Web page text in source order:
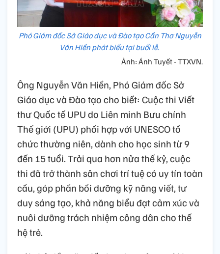
Phó Giám đốc Sở Giáo dục và Đào tạo Cần Thơ Nguyễn
Văn Hiền phát biểu tại buổi lễ.
Ảnh: Ánh Tuyết - TTXVN.
Ông Nguyễn Văn Hiền, Phó Giám đốc Sở
Giáo dục và Đào tạo cho biết: Cuộc thi Viết
thư Quốc tế UPU do Liên minh Bưu chính
Thế giới (UPU) phối hợp với UNESCO tổ
chức thường niên, dành cho học sinh từ 9
đến 15 tuổi. Trải qua hơn nửa thế kỷ, cuộc
thi đã trở thành sân chơi trí tuệ có uy tín toàn
cầu, góp phần bồi dưỡng kỹ năng viết, tư
duy sáng tạo, khả năng biểu đạt cảm xúc và
nuôi dưỡng trách nhiệm công dân cho thế
hệ trẻ.